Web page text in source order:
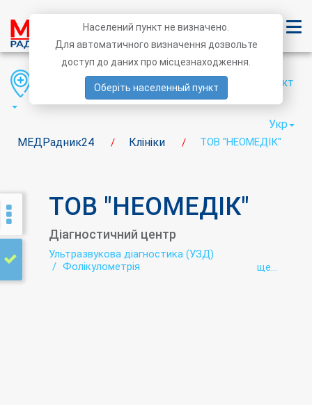
МЕДРадник24 / Клініки / ТОВ "НЕОМЕДІК"
Область Район Населений пункт
Укр
ТОВ "НЕОМЕДІК"
Діагностичний центр
Ультразвукова діагностика (УЗД)
Фолікулометрія
ще...
Населений пункт не визначено.
Для автоматичного визначення дозвольте
доступ до даних про місцезнаходження.
Оберіть населенный пункт